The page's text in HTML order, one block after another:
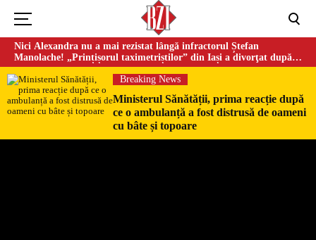
Nici Alexandra nu a mai rezistat lângă infractorul Ștefan
Manolache! „Prințișorul taximetriștilor” din Iași a divorţat după
doi ani de căsnicie
Breaking News
Ministerul Sănătății, prima reacție după
ce o ambulanță a fost distrusă de oameni
cu bâte și topoare